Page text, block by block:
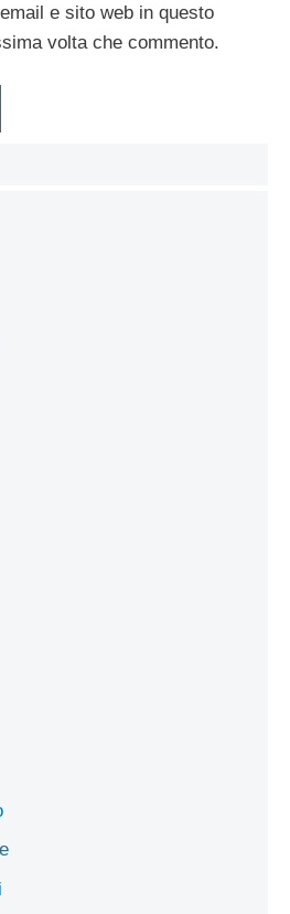
e sito web in questo
volta che commento.